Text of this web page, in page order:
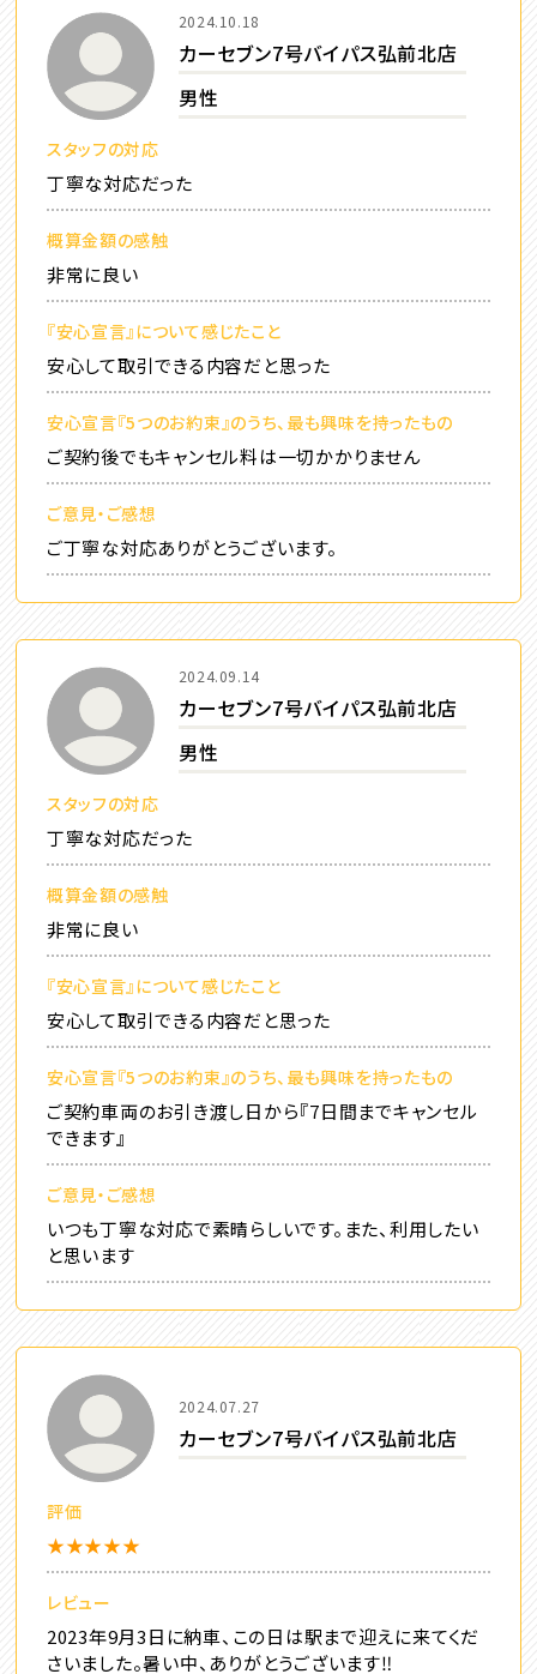
2024.10.18
カーセブン7号バイパス弘前北店
男性
スタッフの対応
丁寧な対応だった
概算金額の感触
非常に良い
『安心宣言』について感じたこと
安心して取引できる内容だと思った
安心宣言『5つのお約束』のうち、最も興味を持ったもの
ご契約後でもキャンセル料は一切かかりません
ご意見・ご感想
ご丁寧な対応ありがとうございます。
2024.09.14
カーセブン7号バイパス弘前北店
男性
スタッフの対応
丁寧な対応だった
概算金額の感触
非常に良い
『安心宣言』について感じたこと
安心して取引できる内容だと思った
安心宣言『5つのお約束』のうち、最も興味を持ったもの
ご契約車両のお引き渡し日から『7日間までキャンセル
できます』
ご意見・ご感想
いつも丁寧な対応で素晴らしいです。また、利用したい
と思います
2024.07.27
カーセブン7号バイパス弘前北店
評価
★★★★★
レビュー
2023年9月3日に納車、この日は駅まで迎えに来てくだ
さいました。暑い中、ありがとうございます‼️